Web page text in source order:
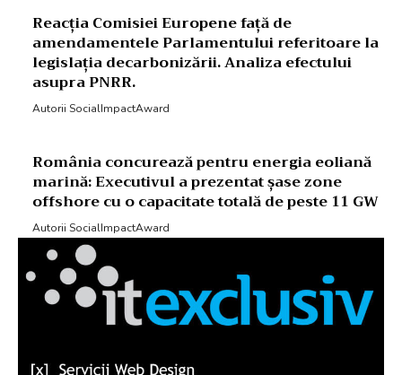
Reacția Comisiei Europene față de
amendamentele Parlamentului referitoare la
legislația decarbonizării. Analiza efectului
asupra PNRR.
Autorii SocialImpactAward
România concurează pentru energia eoliană
marină: Executivul a prezentat șase zone
offshore cu o capacitate totală de peste 11 GW
Autorii SocialImpactAward